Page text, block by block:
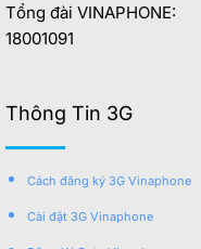
Tổng đài VINAPHONE:
18001091
Thông Tin 3G
Cách đăng ký 3G Vinaphone
Cài đặt 3G Vinaphone